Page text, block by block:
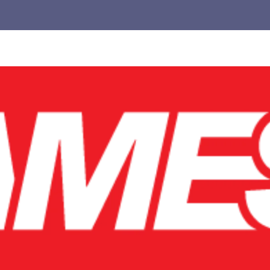
cocok
yang
pengen
main
lebih
pintar.
Jangan